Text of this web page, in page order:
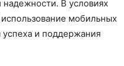
В условиях
мобильных
и поддержания